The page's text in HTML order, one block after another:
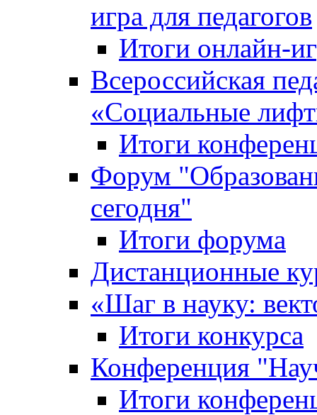
игра для педагогов
Итоги онлайн-
Всероссийская
«Cоциальные
Итоги
Форум
сегодня"
Итоги форума
Дистанционные
«Шаг в науку:
Итоги конкурса
Конференция
Итоги